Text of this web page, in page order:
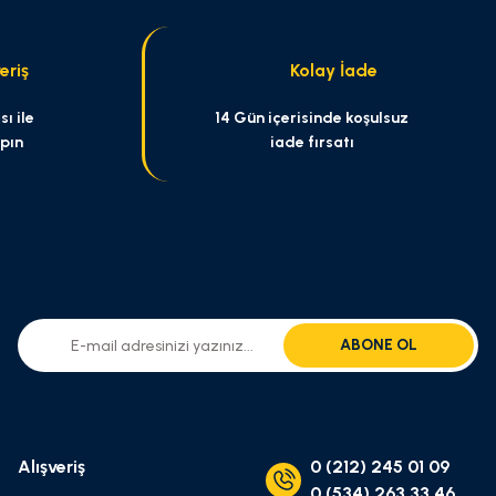
ile
Kolay İade
14 Gün içerisinde koşulsuz
iade fırsatı
ABONE OL
Alışveriş
0 (212) 245 01 09